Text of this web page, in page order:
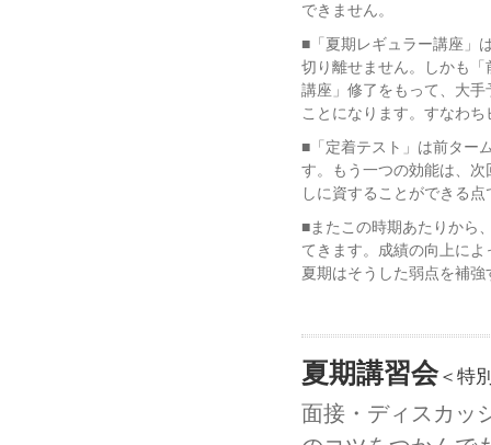
できません。
■「夏期レギュラー講座」
切り離せません。しかも
講座」修了をもって、大
ことになります。すなわ
■「定着テスト」は前ター
す。もう一つの効能は、
しに資することができる点
■またこの時期あたりから
てきます。成績の向上に
夏期はそうした弱点を補
夏期講習会＜特
面接・ディスカッ